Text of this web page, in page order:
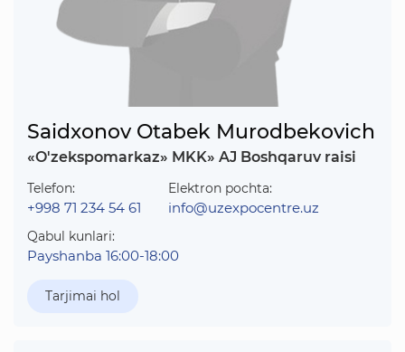
Saidxonov Otabek Murodbekovich
«O'zekspomarkaz» MKK» AJ Boshqaruv raisi
Telefon:
+998 71 234 54 61
Elektron pochta:
info@uzexpocentre.uz
Qabul kunlari:
Payshanba 16:00-18:00
Tarjimai hol